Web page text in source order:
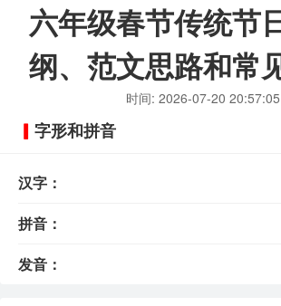
六年级春节传统节
纲、范文思路和常
时间: 2026-07-20 20:57:05
字形和拼音
汉字：
拼音：
发音：